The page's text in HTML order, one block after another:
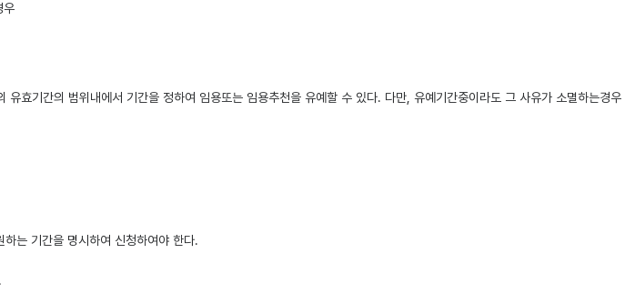
우
효기간의 범위내에서 기간을 정하여 임용또는 임용추천을 유예할 수 있다. 다만, 유예기간중이라도 그 사유가 소멸하는경우
는 기간을 명시하여 신청하여야 한다.